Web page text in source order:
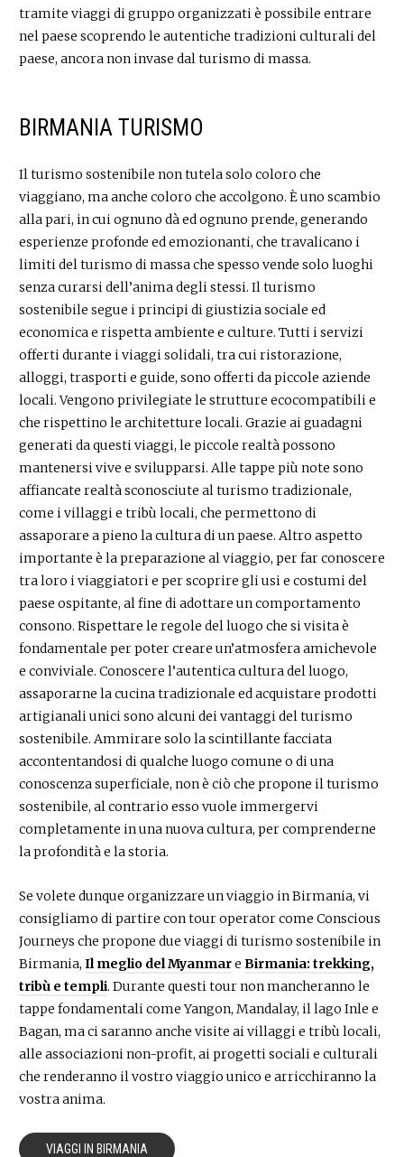
tramite viaggi di gruppo organizzati è possibile entrare
nel paese scoprendo le autentiche tradizioni culturali del
paese, ancora non invase dal turismo di massa.
BIRMANIA TURISMO
Il turismo sostenibile non tutela solo coloro che
viaggiano, ma anche coloro che accolgono. È uno scambio
alla pari, in cui ognuno dà ed ognuno prende, generando
esperienze profonde ed emozionanti, che travalicano i
limiti del turismo di massa che spesso vende solo luoghi
senza curarsi dell’anima degli stessi. Il turismo
sostenibile segue i principi di giustizia sociale ed
economica e rispetta ambiente e culture. Tutti i servizi
offerti durante i viaggi solidali, tra cui ristorazione,
alloggi, trasporti e guide, sono offerti da piccole aziende
locali. Vengono privilegiate le strutture ecocompatibili e
che rispettino le architetture locali. Grazie ai guadagni
generati da questi viaggi, le piccole realtà possono
mantenersi vive e svilupparsi. Alle tappe più note sono
affiancate realtà sconosciute al turismo tradizionale,
come i villaggi e tribù locali, che permettono di
assaporare a pieno la cultura di un paese. Altro aspetto
importante è la preparazione al viaggio, per far conoscere
tra loro i viaggiatori e per scoprire gli usi e costumi del
paese ospitante, al fine di adottare un comportamento
consono. Rispettare le regole del luogo che si visita è
fondamentale per poter creare un’atmosfera amichevole
e conviviale. Conoscere l’autentica cultura del luogo,
assaporarne la cucina tradizionale ed acquistare prodotti
artigianali unici sono alcuni dei vantaggi del turismo
sostenibile. Ammirare solo la scintillante facciata
accontentandosi di qualche luogo comune o di una
conoscenza superficiale, non è ciò che propone il turismo
sostenibile, al contrario esso vuole immergervi
completamente in una nuova cultura, per comprenderne
la profondità e la storia.
Se volete dunque organizzare un viaggio in Birmania, vi
consigliamo di partire con tour operator come Conscious
Journeys che propone due viaggi di turismo sostenibile in
Birmania, Il meglio del Myanmare Birmania: trekking,
tribù e templi. Durante questi tour non mancheranno le
tappe fondamentali come Yangon, Mandalay, il lago Inle e
Bagan, ma ci saranno anche visite ai villaggi e tribù locali,
alle associazioni non-profit, ai progetti sociali e culturali
che renderanno il vostro viaggio unico e arricchiranno la
vostra anima.
VIAGGI IN BIRMANIA